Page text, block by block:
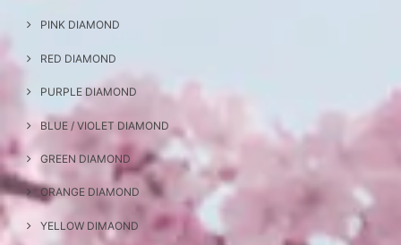
PINK DIAMOND
RED DIAMOND
PURPLE DIAMOND
BLUE / VIOLET DIAMOND
GREEN DIAMOND
ORANGE DIAMOND
YELLOW DIMAOND